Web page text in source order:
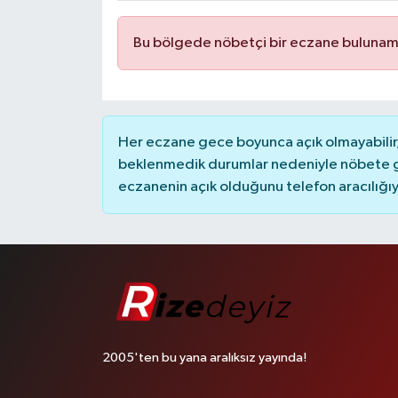
Bu bölgede nöbetçi bir eczane
Her eczane gece boyunca açık
beklenmedik durumlar nedeniyle nöbete
eczanenin açık olduğunu telefon
2005'ten bu yana aralıksız yayında!